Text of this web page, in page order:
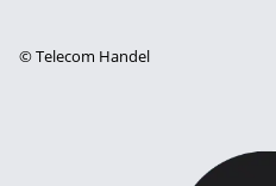
©Telecom Handel